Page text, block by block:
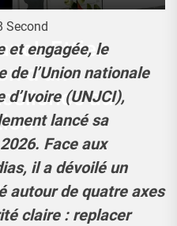
Ettien
d’un
au
Second
et engagée, le
de l’Union nationale
(UNJCI),
lancé sa
Face aux
il a dévoilé un
autour de quatre axes
claire : replacer